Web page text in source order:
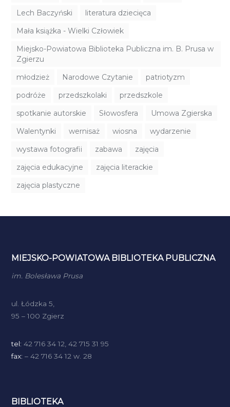
Lech Baczyński
literatura dziecięca
Mała książka - Wielki Człowiek
Miejsko-Powiatowa Biblioteka Publiczna im. B. Prusa w
Zgierzu
młodzież
Narodowe Czytanie
patriotyzm
podróże
przedszkolaki
przedszkole
spotkanie autorskie
Słowosfera
Umowa Zgierska
Walentynki
wernisaż wiosna
wydarzenie
wystawa fotografii
zabawa
zajęcia
zajęcia edukacyjne
zajęcia literackie
zajęcia plastyczne
MIEJSKO-POWIATOWA BIBLIOTEKA PUBLICZNA
im. Bolesława Prusa
ul. Łódzka 5,
95 – 100 Zgierz
tel: 42 716 34 12, 42 715 31 95
fax: – 42 716 34 12 w. 28
BIBLIOTEKA